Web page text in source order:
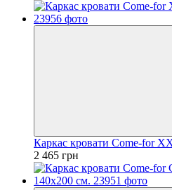
Каркас кровати Come-for
2 465 грн